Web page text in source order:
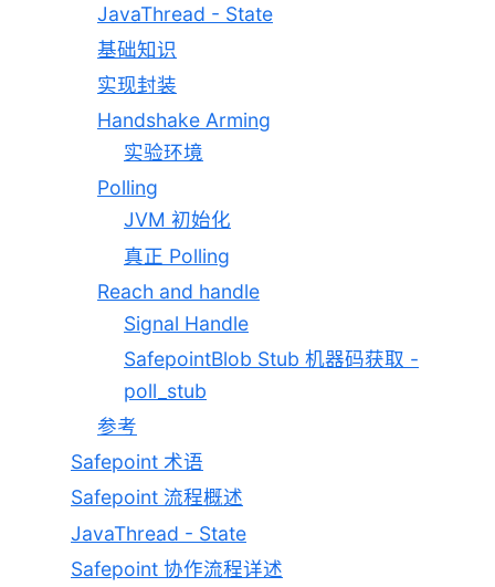
JavaThread - State
基础知识
实现封装
Handshake Arming
实验环境
Polling
JVM 初始化
真正 Polling
Reach and handle
Signal Handle
SafepointBlob Stub 机器码获取 -
poll_stub
参考
Safepoint 术语
Safepoint 流程概述
JavaThread - State
Safepoint 协作流程详述